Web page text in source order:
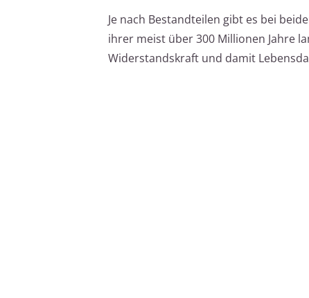
Je nach Bestandteilen gibt es bei
ihrer meist über 300 Millionen Jahre
Widerstandskraft und damit